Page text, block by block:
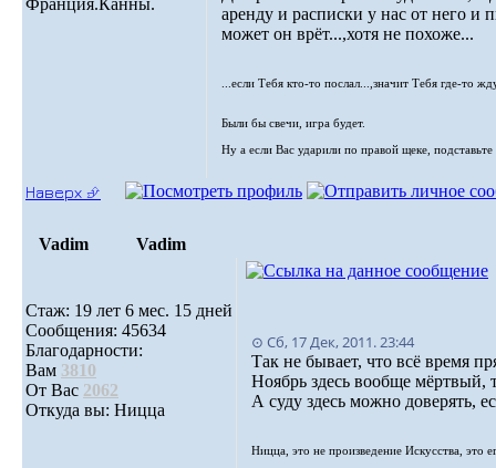
Франция.Канны.
аренду и расписки у нас от него и
может он врёт...,хотя не похоже...
...если Тебя кто-то послал...,значит Тебя где-то
Были бы свечи, игра будет.
Ну а если Вас ударили по правой щеке,
Наверх ⮵
Vadim Vadim
Стаж: 19 лет 6 мес. 15 дней
Сообщения: 45634
Благодарности:
Вам 3810
От Вас 2062
Откуда вы: Ницца
⊙ Сб, 17 Дек, 2011. 23:44
Так не бывает, что всё время
Ноябрь здесь вообще мёртвый,
А суду здесь можно доверять,
Ницца, это не произведение Искусства, это